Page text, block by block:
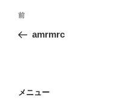
投
ナ
ー
前
の
前
amrmrc
メニュー